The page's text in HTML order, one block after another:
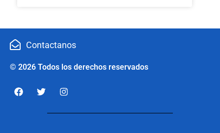
Contactanos
© 2026 Todos los derechos reservados